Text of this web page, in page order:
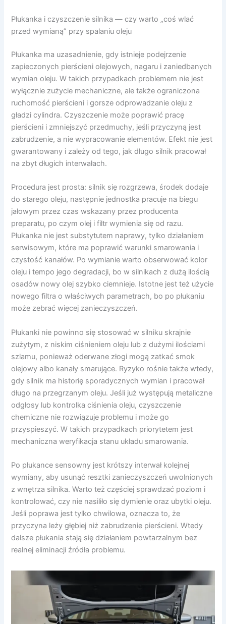
Płukanka i czyszczenie silnika — czy warto „coś wlać
przed wymianą” przy spalaniu oleju
Płukanka ma uzasadnienie, gdy istnieje podejrzenie
zapieczonych pierścieni olejowych, nagaru i zaniedbanych
wymian oleju. W takich przypadkach problemem nie jest
wyłącznie zużycie mechaniczne, ale także ograniczona
ruchomość pierścieni i gorsze odprowadzanie oleju z
gładzi cylindra. Czyszczenie może poprawić pracę
pierścieni i zmniejszyć przedmuchy, jeśli przyczyną jest
zabrudzenie, a nie wypracowanie elementów. Efekt nie jest
gwarantowany i zależy od tego, jak długo silnik pracował
na zbyt długich interwałach.
Procedura jest prosta: silnik się rozgrzewa, środek dodaje
do starego oleju, następnie jednostka pracuje na biegu
jałowym przez czas wskazany przez producenta
preparatu, po czym olej i filtr wymienia się od razu.
Płukanka nie jest substytutem naprawy, tylko działaniem
serwisowym, które ma poprawić warunki smarowania i
czystość kanałów. Po wymianie warto obserwować kolor
oleju i tempo jego degradacji, bo w silnikach z dużą ilością
osadów nowy olej szybko ciemnieje. Istotne jest też użycie
nowego filtra o właściwych parametrach, bo po płukaniu
może zebrać więcej zanieczyszczeń.
Płukanki nie powinno się stosować w silniku skrajnie
zużytym, z niskim ciśnieniem oleju lub z dużymi ilościami
szlamu, ponieważ oderwane złogi mogą zatkać smok
olejowy albo kanały smarujące. Ryzyko rośnie także wtedy,
gdy silnik ma historię sporadycznych wymian i pracował
długo na przegrzanym oleju. Jeśli już występują metaliczne
odgłosy lub kontrolka ciśnienia oleju, czyszczenie
chemiczne nie rozwiązuje problemu i może go
przyspieszyć. W takich przypadkach priorytetem jest
mechaniczna weryfikacja stanu układu smarowania.
Po płukance sensowny jest krótszy interwał kolejnej
wymiany, aby usunąć resztki zanieczyszczeń uwolnionych
z wnętrza silnika. Warto też częściej sprawdzać poziom i
kontrolować, czy nie nasiliło się dymienie oraz ubytki oleju.
Jeśli poprawa jest tylko chwilowa, oznacza to, że
przyczyna leży głębiej niż zabrudzenie pierścieni. Wtedy
dalsze płukania stają się działaniem powtarzalnym bez
realnej eliminacji źródła problemu.